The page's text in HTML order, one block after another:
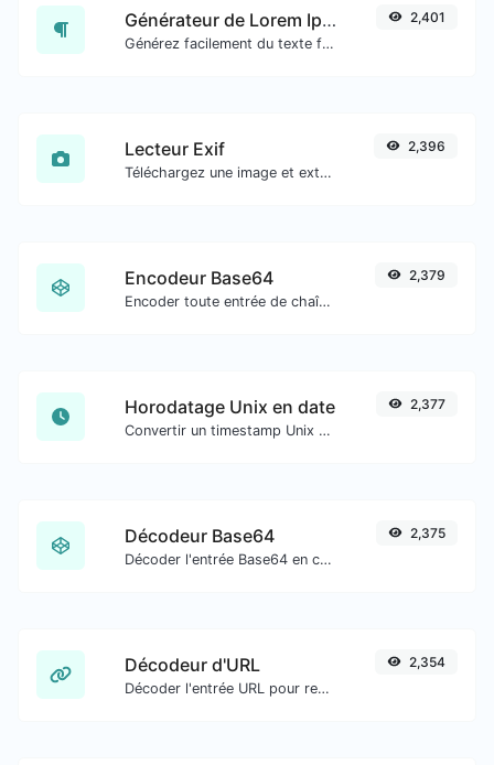
Générateur de Lorem Ipsum
Générez facilement du texte factice avec le générateur Lorem Ipsum.
2,401
Lecteur Exif
Téléchargez une image et extrayez-en les données.
2,396
Encodeur Base64
Encoder toute entrée de chaîne en Base64.
2,379
Horodatage Unix en date
Convertir un timestamp Unix en date UTC et en date locale.
2,377
Décodeur Base64
Décoder l'entrée Base64 en chaîne.
2,375
Décodeur d'URL
Décoder l'entrée URL pour revenir à une chaîne normale.
2,354